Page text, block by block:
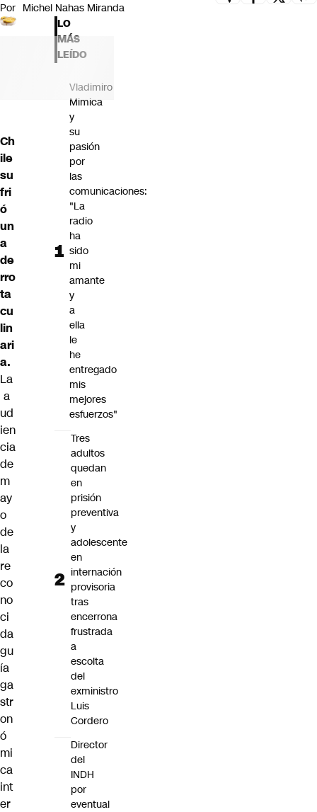
Por Michel Nahas Miranda
Ch
ile
su
fri
ó
un
a
de
rro
ta
cu
lin
ari
a.
La
a
ud
ien
cia
de
m
ay
o
de
la
re
co
no
ci
da
gu
ía
ga
str
on
ó
mi
ca
int
er
LO
MÁS
LEÍDO
Vladimiro
Mimica
y
su
pasión
por
las
comunicaciones:
"La
radio
ha
sido
mi
amante
y
a
ella
le
he
entregado
mis
mejores
esfuerzos"
Tres
adultos
quedan
en
prisión
preventiva
y
adolescente
en
internación
provisoria
tras
encerrona
frustrada
a
escolta
del
exministro
Luis
Cordero
Director
del
INDH
por
eventual